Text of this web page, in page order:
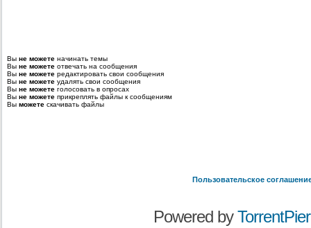
Вы не можете начинать темы
Вы не можете отвечать на сообщения
Вы не можете редактировать свои сообщения
Вы не можете удалять свои сообщения
Вы не можете голосовать в опросах
Вы не можете прикреплять файлы к сообщениям
Вы можете скачивать файлы
Пользовательское
Powered by